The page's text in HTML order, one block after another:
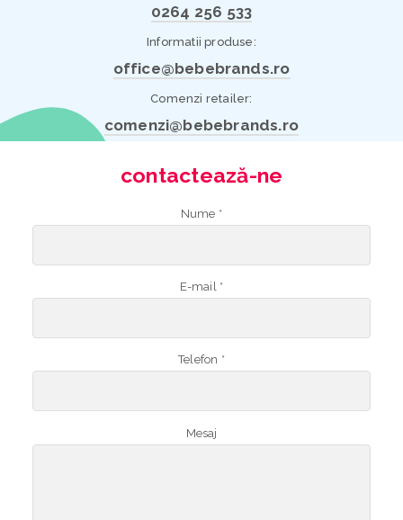
0264 256 533
Informatii produse:
office@bebebrands.ro
Comenzi retailer:
comenzi@bebebrands.ro
contactează-ne
Nume *
E-mail *
Telefon *
Mesaj